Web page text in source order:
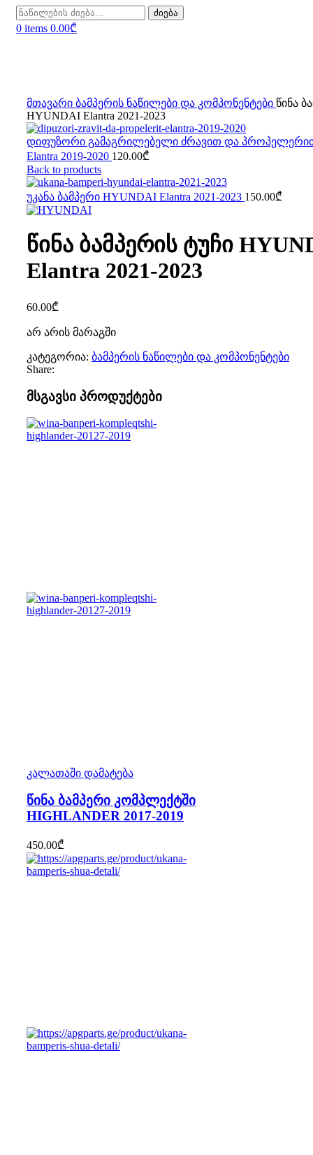
ძიება
0 items 0.00₾
მთავარი ბამპერის ნაწილები და კომპონენტები წინა
HYUNDAI Elantra 2021-2023
დიფუზორი გამაგრილებელი ძრავით და
Elantra 2019-2020 120.00₾
Back to products
უკანა ბამპერი HYUNDAI Elantra 2021-2023 150.00₾
წინა ბამპერის ტუჩი
Elantra 2021-2023
60.00₾
არ არის მარაგში
კატეგორია: ბამპერის ნაწილები და კომპონენტები
Share:
მსგავსი პროდუქტები
კალათაში დამატება
წინა ბამპერი კომპლექტში
HIGHLANDER 2017-2019
450.00₾